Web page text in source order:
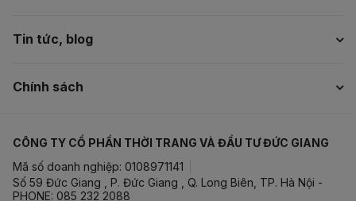
Tin tức, blog
Chính sách
CÔNG TY CỔ PHẦN THỜI TRANG VÀ ĐẦU TƯ ĐỨC GIANG
Mã số doanh nghiệp: 0108971141
Số 59 Đức Giang , P. Đức Giang , Q. Long Biên, TP. Hà Nội -
PHONE: 085 232 2088